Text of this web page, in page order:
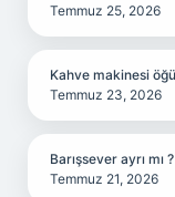
Temmuz 25, 2026
Kahve makinesi
Temmuz 23, 2026
Barışsever ayrı mı ?
Temmuz 21, 2026